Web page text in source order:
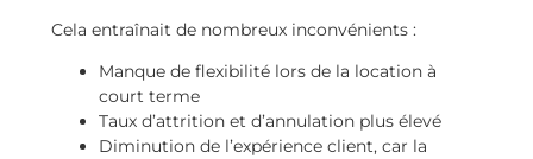
Cela entraînait de nombreux inconvénients :
Manque de flexibilité lors de la location à
court terme
Taux d’attrition et d’annulation plus élevé
Diminution de l’expérience client, car la